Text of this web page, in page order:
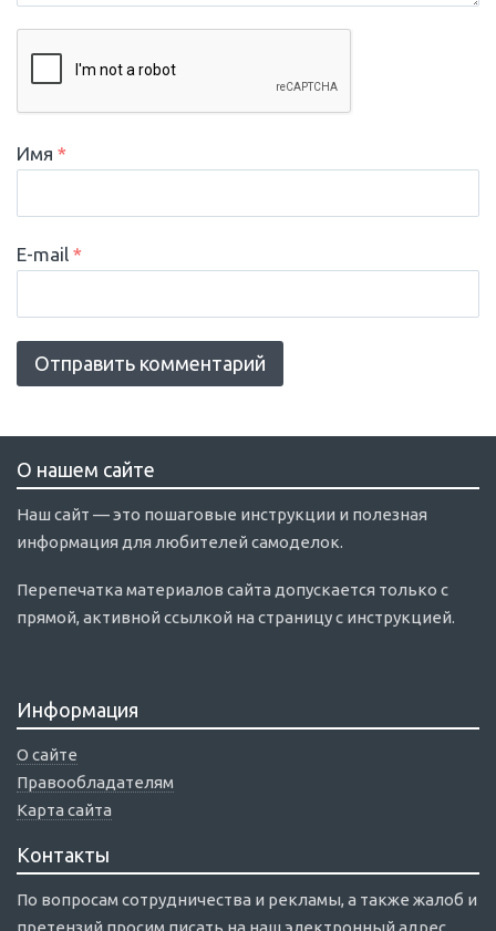
Имя *
E-mail *
О нашем сайте
Наш сайт — это пошаговые инструкции и полезная
информация для любителей самоделок.
Перепечатка материалов сайта допускается только с
прямой, активной ссылкой на страницу с инструкцией.
Информация
О сайте
Правообладателям
Карта сайта
Контакты
По вопросам сотрудничества и рекламы, а также жалоб и
претензий просим писать на наш электронный адрес.